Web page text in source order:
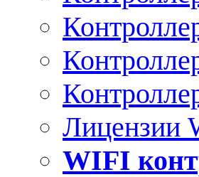
Лицензии
WIFI